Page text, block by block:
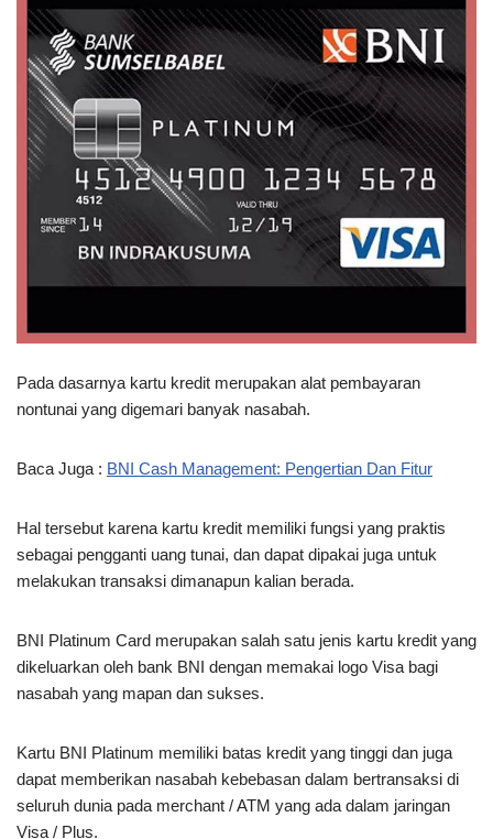
Pada dasarnya kartu kredit merupakan alat pembayaran
nontunai yang digemari banyak nasabah.
Baca Juga : BNI Cash Management: Pengertian Dan Fitur
Hal tersebut karena kartu kredit memiliki fungsi yang praktis
sebagai pengganti uang tunai, dan dapat dipakai juga untuk
melakukan transaksi dimanapun kalian berada.
BNI Platinum Card merupakan salah satu jenis kartu kredit yang
dikeluarkan oleh bank BNI dengan memakai logo Visa bagi
nasabah yang mapan dan sukses.
Kartu BNI Platinum memiliki batas kredit yang tinggi dan juga
dapat memberikan nasabah kebebasan dalam bertransaksi di
seluruh dunia pada merchant / ATM yang ada dalam jaringan
Visa / Plus.